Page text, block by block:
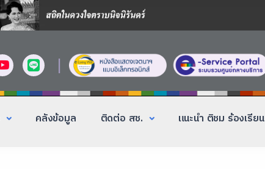
|
คลังข้อมูล ติดต่อ สช. แนะนำ ติชม ร้องเรียน